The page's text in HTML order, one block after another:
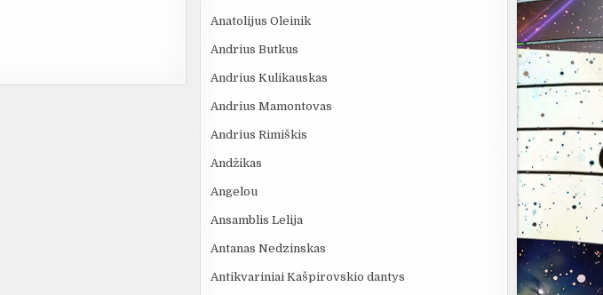
Anatolijus Oleinik
Andrius Butkus
Andrius Kulikauskas
Andrius Mamontovas
Andrius Rimiškis
Andžikas
Angelou
Ansamblis Lelija
Antanas Nedzinskas
Antikvariniai Kašpirovskio dantys